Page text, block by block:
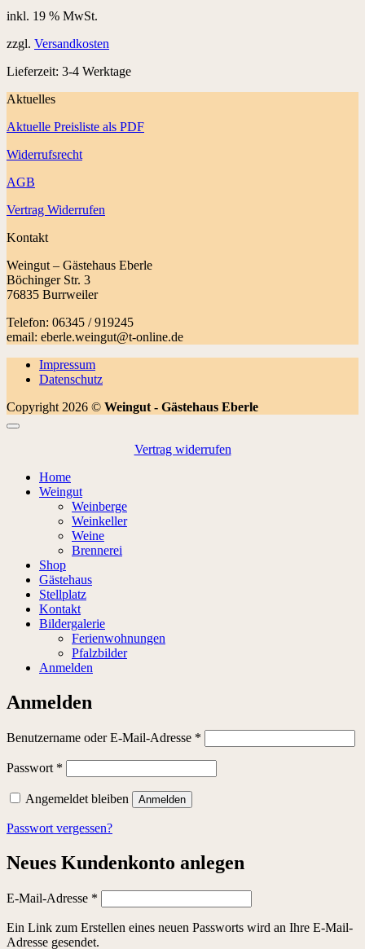
inkl. 19 % MwSt.
zzgl. Versandkosten
Lieferzeit: 3-4 Werktage
Aktuelles
Aktuelle Preisliste als PDF
Widerrufsrecht
AGB
Vertrag Widerrufen
Kontakt
Weingut – Gästehaus Eberle
Böchinger Str. 3
76835 Burrweiler
Telefon: 06345 / 919245
email: eberle.weingut@t-online.de
Impressum
Datenschutz
Copyright 2026 © Weingut - Gästehaus Eberle
Vertrag widerrufen
Home
Weingut
Weinberge
Weinkeller
Weine
Brennerei
Shop
Gästehaus
Stellplatz
Kontakt
Bildergalerie
Ferienwohnungen
Pfalzbilder
Anmelden
Anmelden
Benutzername oder E-Mail-Adresse *
Passwort *
Angemeldet bleiben Anmelden
Passwort vergessen?
Neues Kundenkonto anlegen
E-Mail-Adresse *
Ein Link zum Erstellen eines neuen Passworts wird an Ihre E-Mail-
Adresse gesendet.